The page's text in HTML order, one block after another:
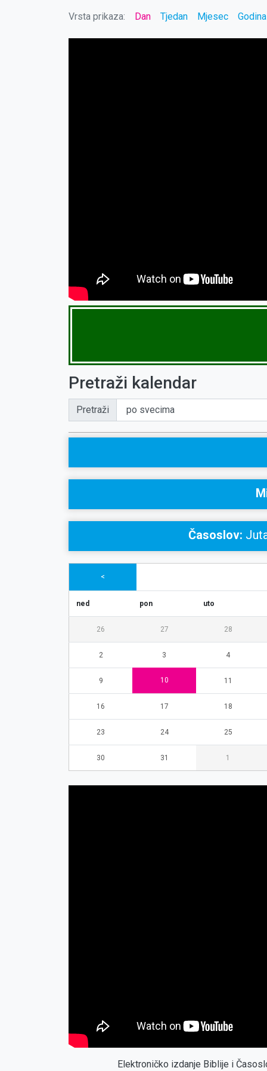
Vrsta prikaza: Dan Tjedan Mjesec Godina
Pretraži kalendar
Pretraži
Časoslov:
<
ned pon uto
26 27 28
2 3 4
9 10 11
16 17 18
23 24 25
30 31 1
Elektroničko izdanje Biblije i